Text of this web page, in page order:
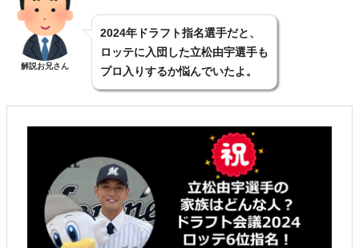
解説お兄さん
2024年ドラフト指名選手だと、
ロッテに入団した立松由宇選手も
プロ入りするか悩んでいたよ。